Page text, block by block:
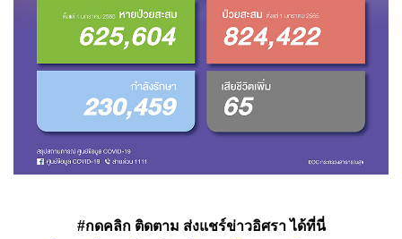
#กดคลิก ติดตาม ส่งแชร์ข่าวอิศรา ได้ที่นี่